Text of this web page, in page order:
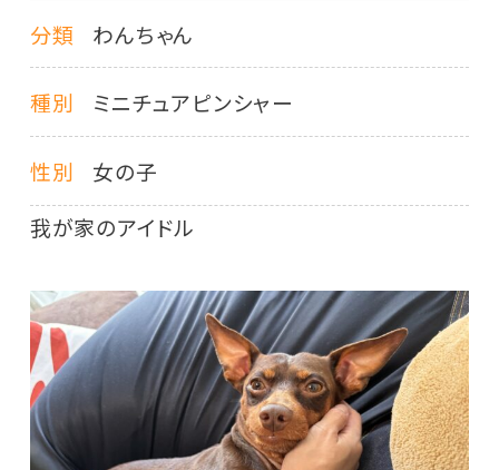
分類 わんちゃん
種別 ミニチュアピンシャー
性別
女の子
我が家のアイドル